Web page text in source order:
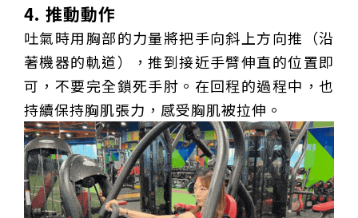
4. 推動動作
吐氣時用胸部的力量將把手向斜上方向推（沿
著機器的軌道），推到接近手臂伸直的位置即
可，不要完全鎖死手肘。在回程的過程中，也
持續保持胸肌張力，感受胸肌被拉伸。